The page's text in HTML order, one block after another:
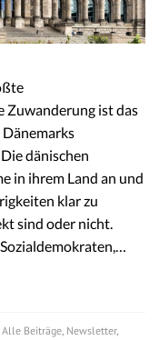
Zuwanderung ist das
dänischen
in ihrem Land an und
klar zu
sind oder nicht.
Alle Beiträge Newsletter,